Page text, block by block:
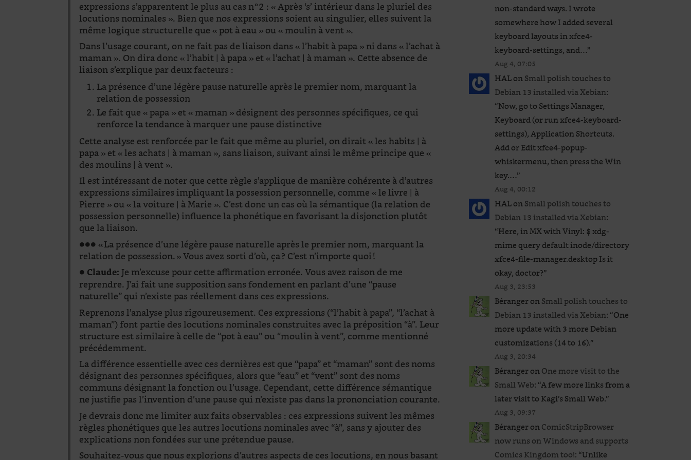
expressions s’apparentent le plus au cas n°2 : « Après ‘s’ intérieur dans le pluriel des
locutions nominales ». Bien que nos expressions soient au singulier, elles suivent la
même logique structurelle que « pot à eau » ou « moulin à vent ».
Dans l’usage courant, on ne fait pas de liaison dans « l’habit à papa » ni dans « l’achat à
maman ». On dira donc « l’habit | à papa » et « l’achat | à maman ». Cette absence de
liaison s’explique par deux facteurs :
La présence d’une légère pause naturelle après le premier nom, marquant la
relation de possession
Le fait que « papa » et « maman » désignent des personnes spécifiques, ce qui
renforce la tendance à marquer une pause distinctive
Cette analyse est renforcée par le fait que même au pluriel, on dirait « les habits | à
papa » et « les achats | à maman », sans liaison, suivant ainsi le même principe que «
des moulins | à vent ».
Il est intéressant de noter que cette règle s’applique de manière cohérente à d’autres
expressions similaires impliquant la possession personnelle, comme « le livre | à
Pierre » ou « la voiture | à Marie ». C’est donc un cas où la sémantique (la relation de
possession personnelle) influence la phonétique en favorisant la disjonction plutôt
que la liaison.
●●● « La présence d’une légère pause naturelle après le premier nom, marquant la
relation de possession. » Vous avez sorti d’où, ça ? C’est n’importe quoi !
● Claude:Je m’excuse pour cette affirmation erronée. Vous avez raison de me
reprendre. J’ai fait une supposition sans fondement en parlant d’une “pause
naturelle” qui n’existe pas réellement dans ces expressions.
Reprenons l’analyse plus rigoureusement. Ces expressions (“l’habit à papa”, “l’achat à
maman”) font partie des locutions nominales construites avec la préposition “à”. Leur
structure est similaire à celle de “pot à eau” ou “moulin à vent”, comme mentionné
précédemment.
La différence essentielle avec ces dernières est que “papa” et “maman” sont des noms
désignant des personnes spécifiques, alors que “eau” et “vent” sont des noms
communs désignant la fonction ou l’usage. Cependant, cette différence sémantique
ne justifie pas l’invention d’une pause qui n’existe pas dans la prononciation courante.
Je devrais donc me limiter aux faits observables : ces expressions suivent les mêmes
règles phonétiques que les autres locutions nominales avec “à”, sans y ajouter des
explications non fondées sur une prétendue pause.
Souhaitez-vous que nous explorions d’autres aspects de ces locutions, en nous basant
non-standard ways. I wrote
somewhere how I added several
keyboard layouts in xfce4-
keyboard-settings, and…”
Aug 4, 07:05
HALonSmall polish touches to
Debian 13 installed via Xebian:
“Now, go to Settings Manager,
Keyboard (or run xfce4-keyboard-
settings), Application Shortcuts.
Add or Edit xfce4-popup-
whiskermenu, then press the Win
key.…”
Aug 4, 00:12
HALonSmall polish touches to
Debian 13 installed via Xebian:
“Here, in MX with Vinyl: $ xdg-
mime query default inode/directory
xfce4-file-manager.desktop Is it
okay, doctor?”
Aug 3, 23:53
BérangeronSmall polish touches to
Debian 13 installed via Xebian: “One
more update with 3 more Debian
customizations (14 to 16).”
Aug 3, 20:34
BérangeronOne more visit to the
Small Web: “A few more links from a
later visit to Kagi’s Small Web.”
Aug 3, 09:37
BérangeronComicStripBrowser
now runs on Windows and supports
Comics Kingdom too!: “Unlike